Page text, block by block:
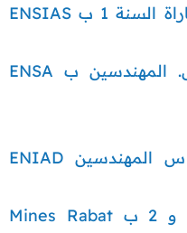
نتائج نهائية باك+2 : مباراة السنة 1 ب ENSIAS
نتائج نهائية سنة 1 س. المهندسين ب ENSA
إنتقاء مباراة السنة 1 س المهندسين ENIAD
إنتقاء مباريات السنة 1 و 2 ب Mines Rabat